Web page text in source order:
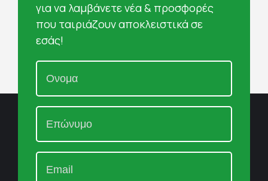
για να λαμβάνετε νέα & προσφορές
που ταιριάζουν αποκλειστικά σε
εσάς!